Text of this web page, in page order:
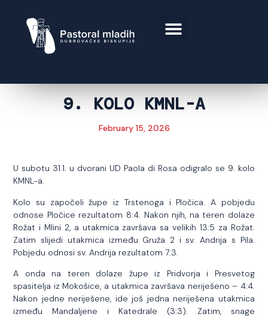
9. KOLO KMNL-A
February 15, 2026
U subotu 31.1. u dvorani UD Paola di Rosa odigralo se 9. kolo
KMNL-a.
Kolo su započeli župe iz Trstenoga i Pločica. A pobjedu
odnose Pločice rezultatom 8:4. Nakon njih, na teren dolaze
Rožat i Mlini 2, a utakmica završava sa velikih 13:5 za Rožat.
Zatim slijedi utakmica između Gruža 2 i sv. Andrija s Pila.
Pobjedu odnosi sv. Andrija rezultatom 7:3.
A onda na teren dolaze župe iz Pridvorja i Presvetog
spasitelja iz Mokošice, a utakmica završava neriješeno – 4:4.
Nakon jedne neriješene, ide još jedna neriješena utakmica
između Mandaljene i Katedrale (3:3). Zatim, snage